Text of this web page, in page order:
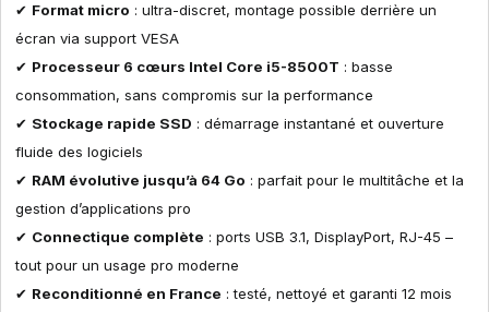
✔ Format micro : ultra-discret, montage possible derrière un
écran via support VESA
✔ Processeur 6 cœurs Intel Core i5-8500T : basse
consommation, sans compromis sur la performance
✔ Stockage rapide SSD : démarrage instantané et ouverture
fluide des logiciels
✔ RAM évolutive jusqu’à 64 Go : parfait pour le multitâche et la
gestion d’applications pro
✔ Connectique complète : ports USB 3.1, DisplayPort, RJ-45 –
tout pour un usage pro moderne
✔ Reconditionné en France : testé, nettoyé et garanti 12 mois